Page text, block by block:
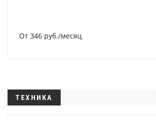
От 346 руб./месяц
ТЕХНИКА